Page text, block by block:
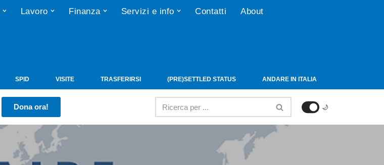
Lavoro Finanza Servizi e info Contatti About
SPID VISITE TRASFERIRSI (PRE)SETTLED STATUS ANDARE IN ITALIA
Dona ora! 🌙